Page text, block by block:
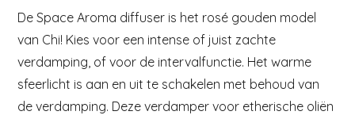
De Space Aroma diffuser is het rosé gouden model
van Chi! Kies voor een intense of juist zachte
verdamping, of voor de intervalfunctie. Het warme
sfeerlicht is aan en uit te schakelen met behoud van
de verdamping. Deze verdamper voor etherische oliën